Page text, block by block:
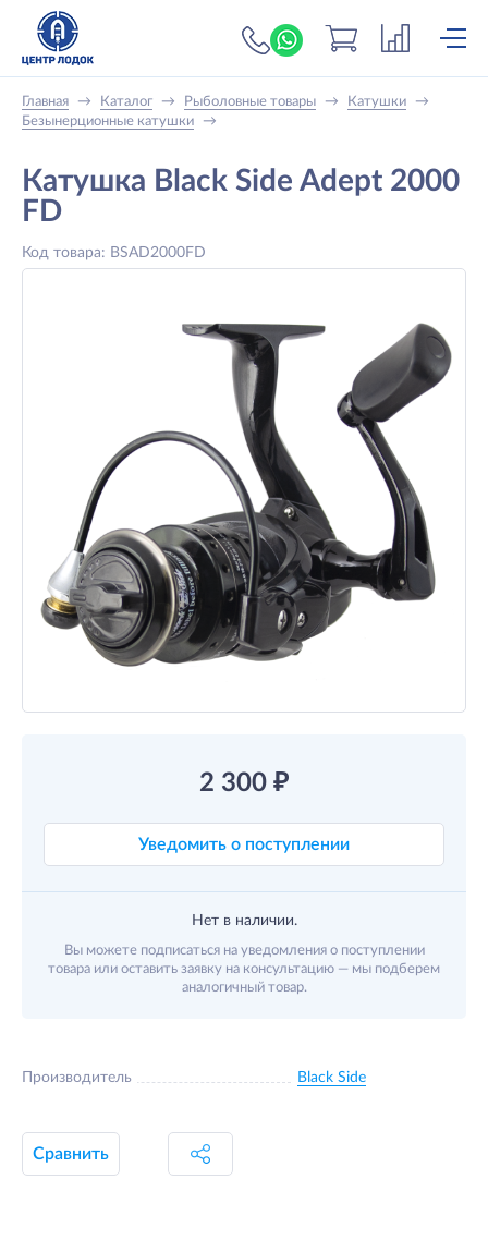
+7 (919) 698-56-
Главная → Каталог → Рыболовные товары → Катушки
→
Безынерционные катушки
→
Катушка Black Side Adept 2000
FD
Код товара: BSAD2000FD
2 300 ₽
Уведомить о поступлении
Нет в наличии.
Вы можете подписаться на уведомления о поступлении
товара или оставить заявку на консультацию — мы подберем
аналогичный товар.
Производитель Black Side
Сравнить